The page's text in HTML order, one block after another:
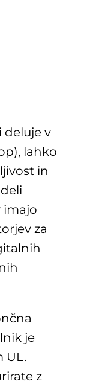
deluje v
lahko
in
imajo
za
je
UL.
z